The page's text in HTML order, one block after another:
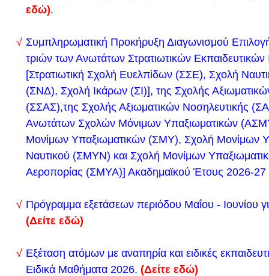
1.στο ΦΕΚ Β΄ 2176/08-04-2024 δημοσιεύτηκε η
«Δημιουργία και λειτουργία Ειδικής Ψηφιακής
αντιμετώπιση ενδοσχολικής βίας και φαινομένων
(Δείτε το εδώ)
2. στο ΦΕΚ Β΄ 2177/08-04-2024 δημοσιεύτηκε η
36421/ΓΔ4/08-04-2024 Υ.Α. ΑΔΑ:ΡΘΩ646ΝΚΠΔ-
«Αρμοδιότητες και καθήκοντα υπεύθυνων
στη σχολική μονάδα και τετραμελών ομάδων
Διευθύνσεις Εκπαίδευσης για την πρόληψη και
Αποτελέσματα & Βράβευση Πανελλήνιου
2ο Βραβείο: Νάνσυ Τσαντζάλου, Α ́ τάξη, 1ο
εδώ).
Συμπληρωματική Προκήρυξη Διαγωνισμού
τριών των Ανωτάτων Στρατιωτικών
[Στρατιωτική Σχολή Ευελπίδων (ΣΣΕ), Σχολή
(ΣΝΔ), Σχολή Ικάρων (ΣΙ)], της Σχολής
(ΣΣΑΣ),της Σχολής Αξιωματικών Νοσηλευτικής
Ανωτάτων Σχολών Μόνιμων Υπαξιωματικών
Μονίμων Υπαξιωματικών (ΣΜΥ), Σχολή Μονίμων
Ναυτικού (ΣΜΥΝ) και Σχολή Μονίμων
Αεροπορίας (ΣΜΥΑ)] Ακαδημαϊκού Έτους 2026-27
Πρόγραμμα εξετάσεων περιόδου Μαΐου - Ιουνίου
(Δείτε εδώ)
Εξέταση ατόμων με αναπηρία και ειδικές
Ειδικά Μαθήματα 2026. (Δείτε εδώ)